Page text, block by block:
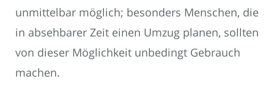
unmittelbar möglich; besonders Menschen, die
in absehbarer Zeit einen Umzug planen, sollten
von dieser Möglichkeit unbedingt Gebrauch
machen.